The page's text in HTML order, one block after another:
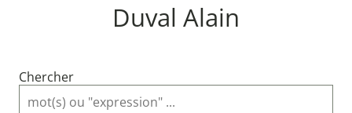
Duval Alain
Chercher